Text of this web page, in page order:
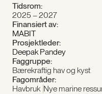
Tidsrom:
2025 – 2027
Finansiert av:
MABIT
Prosjektleder:
Deepak Pandey
Faggruppe:
Bærekraftig hav og kyst
Fagområder:
Havbruk Nye marine